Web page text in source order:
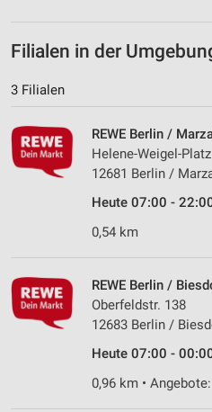
Filialen in der
3 Filialen
REWE Berlin /
Helene-Weigel-
12681 Berlin /
Heute 07:00 -
0,54 km
REWE Berlin /
Oberfeldstr. 138
12683 Berlin /
Heute 07:00 -
0,96 km •
Messung der Werbeleistung
Messung der Performance von
Kombinationen von Daten aus
Quellen
Verwendung genauer
Geräte anhand von aktiv
Informationen identifizieren
Nicht-IAB-Verarbeitungszwecke: